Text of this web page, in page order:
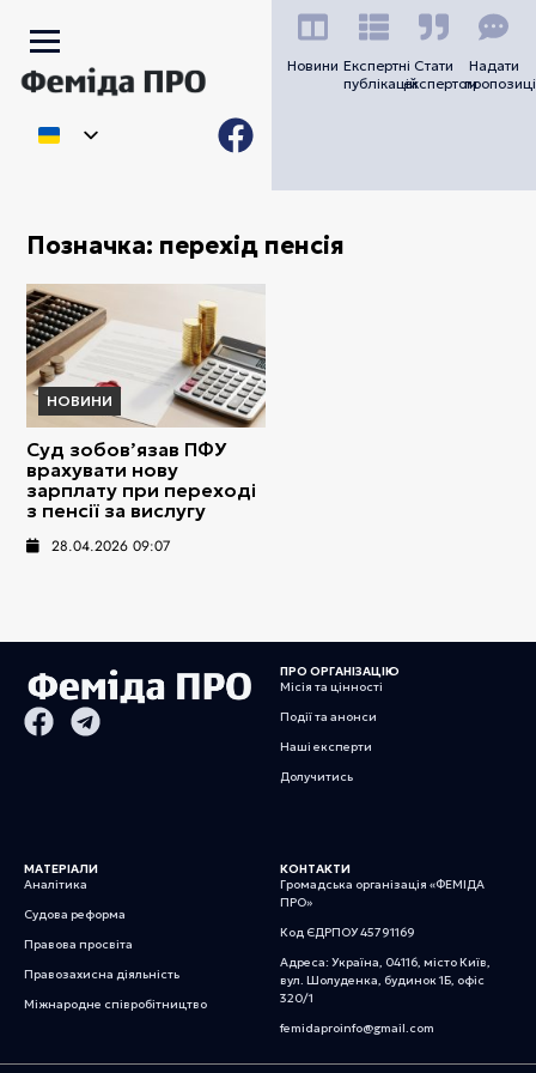
Новини Експертні
публікацій
Стати
експертом
Надати
Позначка: перехід пенсія
НОВИНИ
Суд зобов’язав ПФУ
врахувати нову
зарплату при переході
з пенсії за вислугу
28.04.2026 09:07
ПРО ОРГАНІЗАЦІЮ
Місія та цінності
Події та анонси
Наші експерти
Долучитись
МАТЕРІАЛИ
Аналітика
Судова реформа
Правова просвіта
Правозахисна діяльність
Міжнародне співробітництво
КОНТАКТИ
Громадська організація «ФЕМІДА
ПРО»
Код ЄДРПОУ 45791169
Адреса: Україна, 04116, місто Київ,
вул. Шолуденка, будинок 1Б, офіс
320/1
femidaproinfo@gmail.com